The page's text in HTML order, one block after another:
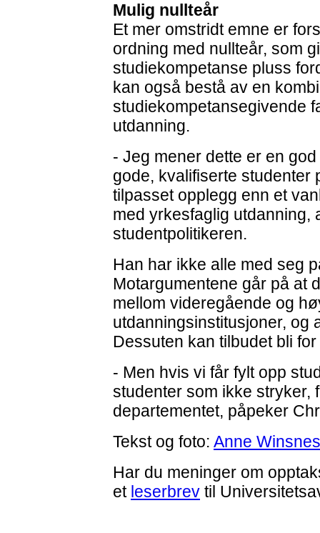
Mulig nullteår
Et mer omstridt emne er
ordning med nullteår, som
studiekompetanse pluss
kan også bestå av en
studiekompetansegivende
utdanning.
- Jeg mener dette er en
gode, kvalifiserte studenter
tilpasset opplegg enn et
med yrkesfaglig utdanning,
studentpolitikeren.
Han har ikke alle med seg
Motargumentene går på at
mellom videregående og
utdanningsinstitusjoner, og
Dessuten kan tilbudet bli
- Men hvis vi får fylt opp
studenter som ikke stryker,
departementet, påpeker
Tekst og foto: Anne
Har du meninger om
et leserbrev til